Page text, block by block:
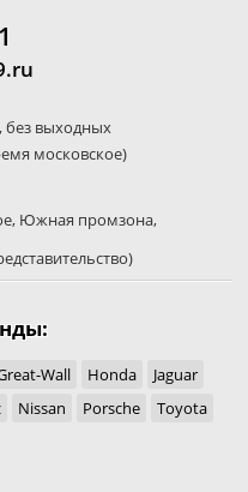
без выходных
московское)
, Южная промзона,
Wall Honda
Jaguar
Nissan Porsche
Toyota